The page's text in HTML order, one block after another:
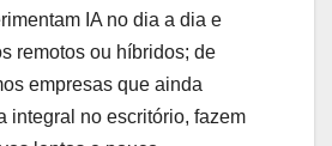
IA no dia a dia e
remotos ou híbridos; de
empresas que ainda
integral no escritório, fazem